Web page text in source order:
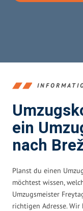
ein
nach
Planst du einen
möchtest wissen,
Umzugsmeister
richtigen Adresse.